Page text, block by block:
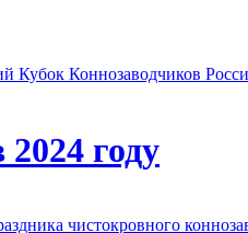
Кубок Коннозаводчиков
году
чистокровного